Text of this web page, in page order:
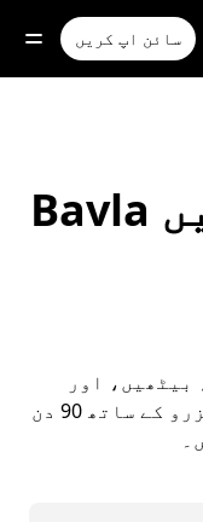
سائن اپ کریں
ابھی یا بعد میں Bavla
بیٹھیں، اور
گھومیں پھریںBavla۔ یا Uber ریزرو کے ساتھ 90 دن